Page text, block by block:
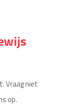
Vraag niet
op.